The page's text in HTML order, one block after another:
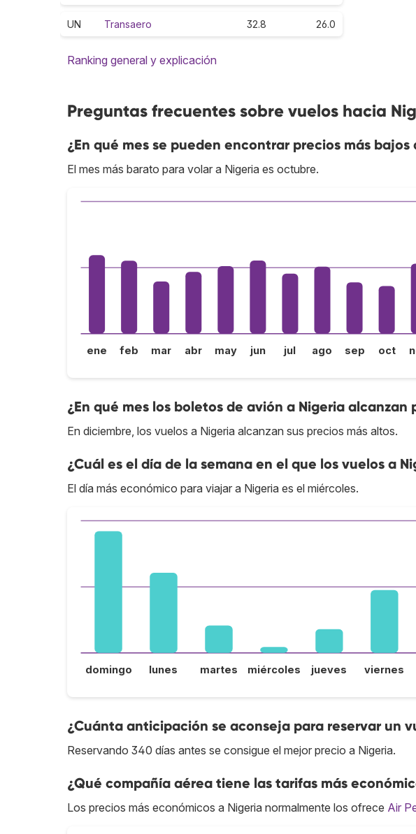
UN Transaero 32.8 26.0
Ranking general y explicación
Preguntas frecuentes sobre vuelos hacia
¿En qué mes se pueden encontrar precios más bajos
El mes más barato para volar a Nigeria es octubre.
ene feb mar abr may jun jul ago sep oct
¿En qué mes los boletos de avión a Nigeria alcanzan
En diciembre, los vuelos a Nigeria alcanzan sus precios más altos.
¿Cuál es el día de la semana en el que los vuelos a
El día más económico para viajar a Nigeria es el miércoles.
domingo lunes martes miércoles jueves viernes
¿Cuánta anticipación se aconseja para reservar un
Reservando 340 días antes se consigue el mejor precio a Nigeria.
¿Qué compañía aérea tiene las tarifas más
Los precios más económicos a Nigeria normalmente los ofrece Air